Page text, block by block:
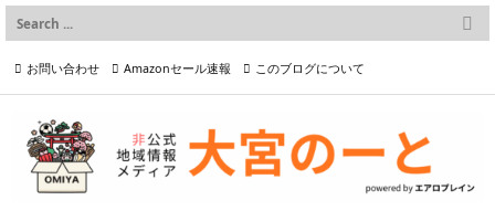

メニュー

お問い合わせ Amazonセール速報 このブログについて
プライバシーポリシー等